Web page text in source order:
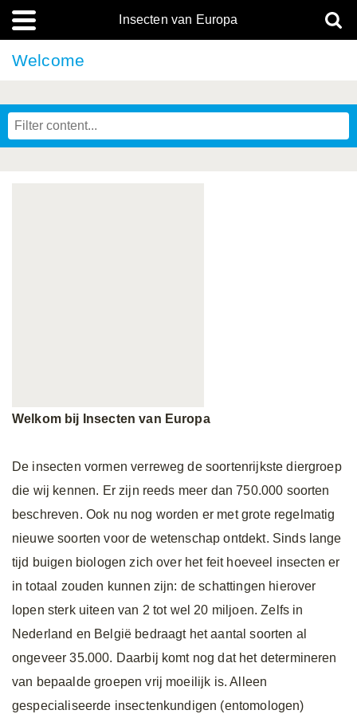
Insecten van Europa
Welcome
Welkom bij Insecten van Europa
De insecten vormen verreweg de soortenrijkste diergroep
die wij kennen. Er zijn reeds meer dan 750.000 soorten
beschreven. Ook nu nog worden er met grote regelmatig
nieuwe soorten voor de wetenschap ontdekt. Sinds lange
tijd buigen biologen zich over het feit hoeveel insecten er
in totaal zouden kunnen zijn: de schattingen hierover
lopen sterk uiteen van 2 tot wel 20 miljoen. Zelfs in
Nederland en België bedraagt het aantal soorten al
ongeveer 35.000. Daarbij komt nog dat het determineren
van bepaalde groepen vrij moeilijk is. Alleen
gespecialiseerde insectenkundigen (entomologen)